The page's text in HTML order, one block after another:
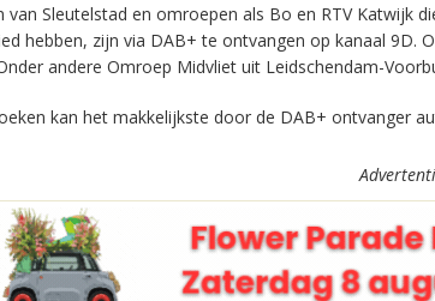
van Sleutelstad en omroepen als Bo en RTV Katwijk
hebben, zijn via DAB+ te ontvangen op kanaal 9D.
andere Omroep Midvliet uit Leidschendam-
kan het makkelijkste door de DAB+ ontvanger